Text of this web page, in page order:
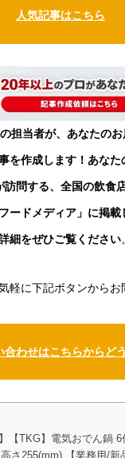
人気記事はこちら
担当者が、あなたの
を作成します！あな
問する、全国の飲食
ードメディア」に掲
細をぜひご覧ください。
軽に下記ボタンからお
合わせはこちらからど
】【TKG】電気おでん鍋
さ255(mm) 【業務用/新